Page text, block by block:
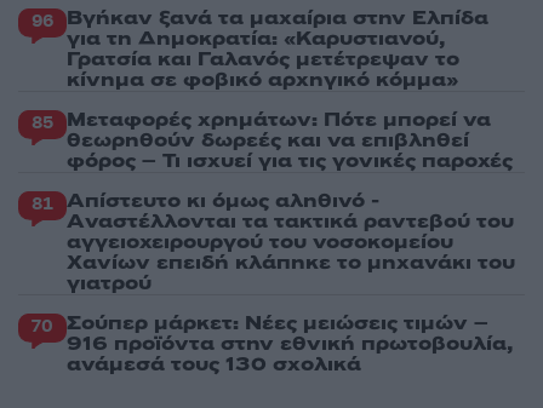
96 Βγήκαν ξανά τα μαχαίρια στην Ελπίδα
για τη Δημοκρατία: «Καρυστιανού,
Γρατσία και Γαλανός μετέτρεψαν το
κίνημα σε φοβικό αρχηγικό κόμμα»
85 Μεταφορές χρημάτων: Πότε μπορεί να
θεωρηθούν δωρεές και να επιβληθεί
φόρος – Τι ισχυεί για τις γονικές παροχές
81 Απίστευτο κι όμως αληθινό -
Aναστέλλονται τα τακτικά ραντεβού του
αγγειοχειρουργού του νοσοκομείου
Χανίων επειδή κλάπηκε το μηχανάκι του
γιατρού
70 Σούπερ μάρκετ: Νέες μειώσεις τιμών –
916 προϊόντα στην εθνική πρωτοβουλία,
ανάμεσά τους 130 σχολικά